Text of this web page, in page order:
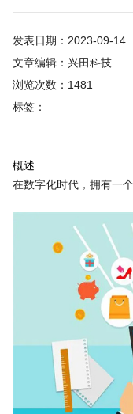
发表日期：2023-09-14
文章编辑：兴田科技
浏览次数：1481
标签：
概述
在数字化时代，拥有一